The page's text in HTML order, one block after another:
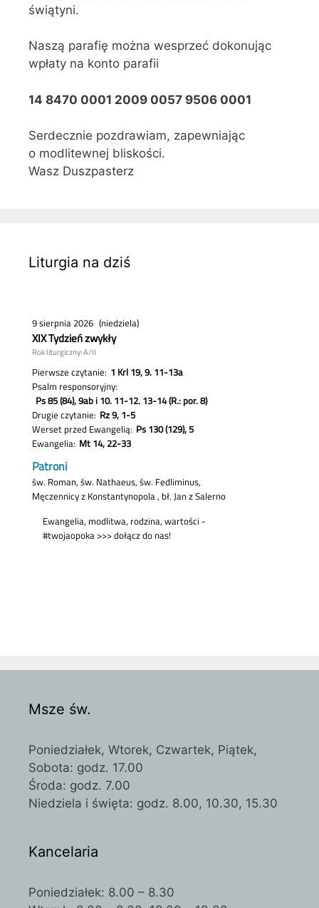
świątyni.
Naszą parafię można wesprzeć dokonując
wpłaty na konto parafii
14 8470 0001 2009 0057 9506 0001
Serdecznie pozdrawiam, zapewniając
o modlitewnej bliskości.
Wasz Duszpasterz
Liturgia na dziś
Msze św.
Poniedziałek, Wtorek, Czwartek, Piątek,
Sobota: godz. 17.00
Środa: godz. 7.00
Niedziela i święta: godz. 8.00, 10.30, 15.30
Kancelaria
Poniedziałek: 8.00 – 8.30